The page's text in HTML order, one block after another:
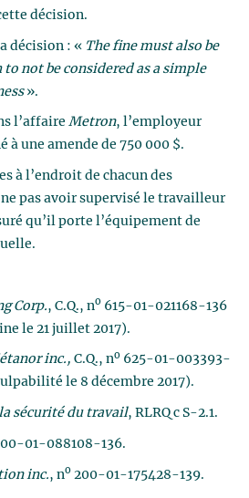
décision.
décision : « The fine must also be
not be considered as a simple
».
l’affaire Metron, l’employeur
à une amende de 750 000 $.
à l’endroit de chacun des
pas avoir supervisé le travailleur
qu’il porte l’équipement de
Corp., C.Q., no 615-01-021168-136
le 21 juillet 2017).
inc., C.Q., no 625-01-003393-
le 8 décembre 2017).
sécurité du travail, RLRQ c S-2.1.
01-088108-136.
inc., no 200-01-175428-139.